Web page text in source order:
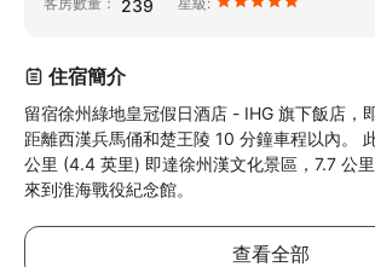
239
住宿簡介
留宿徐州綠地皇冠假日酒店 - IHG 旗下飯店，
距離西漢兵馬俑和楚王陵 10 分鐘車程以內。
公里 (4.4 英里) 即達徐州漢文化景區，7.7 公
來到淮海戰役紀念館。
查看全部